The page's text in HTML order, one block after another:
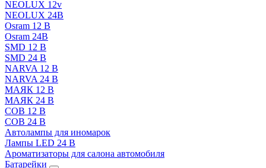
NEOLUX 12v
NEOLUX 24В
Osram 12 В
Osram 24В
SMD 12 В
SMD 24 В
NARVA 12 В
NARVA 24 В
МАЯК 12 В
МАЯК 24 В
COB 12 В
COB 24 В
Автолампы для иномарок
Лампы LED 24 B
Ароматизаторы для салона автомобиля
Батарейки